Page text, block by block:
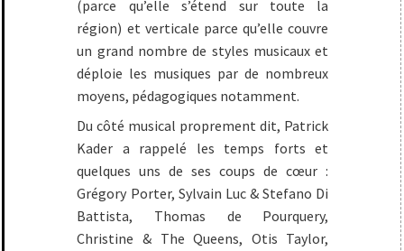
(parce qu’elle s’étend sur toute la
région) et verticale parce qu’elle couvre
un grand nombre de styles musicaux et
déploie les musiques par de nombreux
moyens, pédagogiques notamment.
Du côté musical proprement dit, Patrick
Kader a rappelé les temps forts et
quelques uns de ses coups de cœur :
Grégory Porter, Sylvain Luc & Stefano Di
Battista, Thomas de Pourquery,
Christine & The Queens, Otis Taylor,